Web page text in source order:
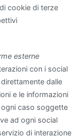
cookie di terze
esterne
con i social
dalle
e le informazioni
caso soggette
ad ogni social
di interazione